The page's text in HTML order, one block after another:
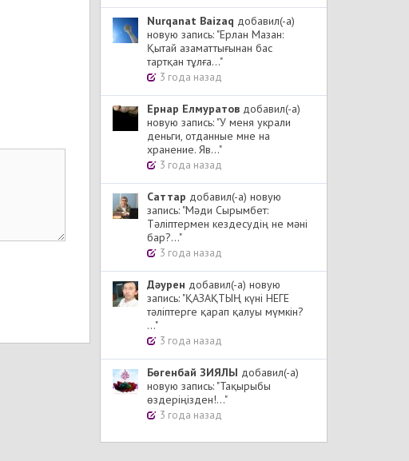
Nurqanat Baizaq добавил(-а)
новую запись: "Ерлан Мазан:
Қытай азаматтығынан бас
тартқан тұлға..."
3 года назад
Ернар Елмуратов добавил(-а)
новую запись: "У меня украли
деньги, отданные мне на
хранение. Яв..."
3 года назад
Cаттар добавил(-а) новую
запись: "Мәди Сырымбет:
Тәліптермен кездесудің не мәні
бар?..."
3 года назад
Дәурен добавил(-а) новую
запись: "ҚАЗАҚТЫҢ күні НЕГЕ
тәліптерге қарап қалуы мүмкін?
..."
3 года назад
Бөгенбай ЗИЯЛЫ добавил(-а)
новую запись: "Тақырыбы
өздеріңізден!..."
3 года назад